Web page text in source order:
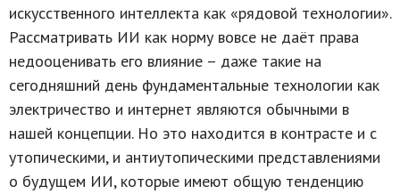
искусственного интеллекта как «рядовой технологии».
Рассматривать ИИ как норму вовсе не даёт права
недооценивать его влияние – даже такие на
сегодняшний день фундаментальные технологии как
электричество и интернет являются обычными в
нашей концепции. Но это находится в контрасте и с
утопическими, и антиутопическими представлениями
о будущем ИИ, которые имеют общую тенденцию